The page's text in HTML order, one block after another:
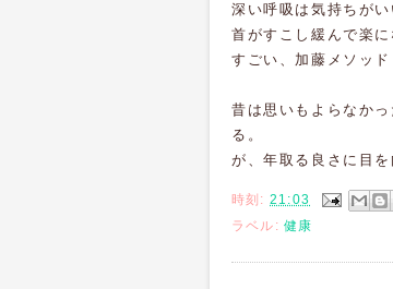
深い呼吸は気持ちが
首がすこし緩んで楽に
すごい、加藤メソッド
昔は思いもよらなか
る。
が、年取る良さに目
時刻: 21:03
ラベル:健康